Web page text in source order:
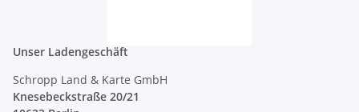
Unser Ladengeschäft
Schropp Land & Karte GmbH
Knesebeckstraße 20/21